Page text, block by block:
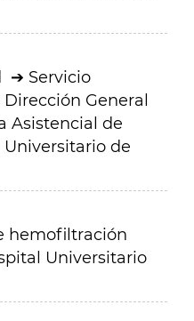
Servicio
Dirección General
Asistencial de
Universitario de
hemofiltración
Universitario